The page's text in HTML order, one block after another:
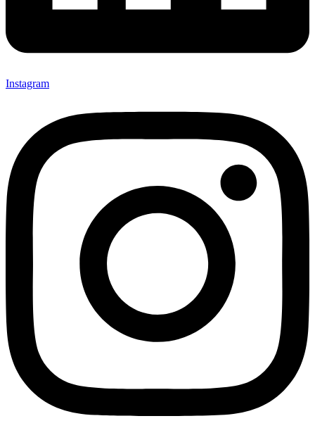
Instagram